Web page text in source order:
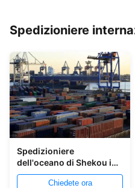
Spedizioniere
Spedizioniere
dell'oceano di Shekou in
Indonesia 20GP 40GP
Chiedete ora